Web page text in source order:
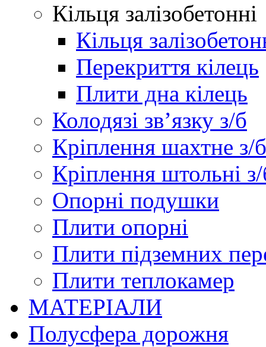
Кільця залізобетонні
Кільця
Перекриття кілець
Плити дна кілець
Колодязі зв’язку з/б
Кріплення шахтне з/б
Кріплення штольні
Опорні подушки
Плити опорні
Плити підземних
Плити теплокамер
МАТЕРІАЛИ
Полусфера дорожня